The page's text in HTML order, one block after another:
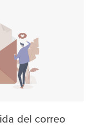
del correo